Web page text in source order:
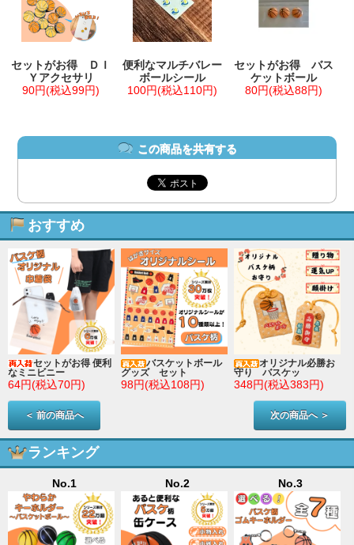
セットがお得 ＤＩ
Ｙアクセサリ
90円(税込99円)
便利なマルチバレー
ボールシール
100円(税込110円)
セットがお得 バス
ケットボール
80円(税込88円)
この商品を共有する
おすすめ
セットがお得 便利
なミニビニー
64円(税込70円)
バスケットボール
グッズ セット
98円(税込108円)
オリジナル必勝お
守り バスケッ
348円(税込383円)
＜ 前の商品へ 次の商品へ ＞
ランキング
No.1 No.2 No.3